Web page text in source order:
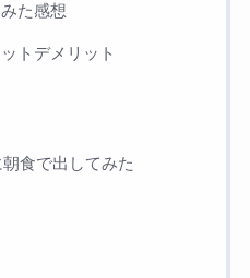
た感想
トデメリット
食で出してみた